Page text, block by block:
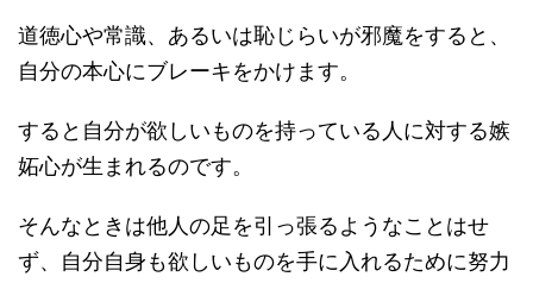
道徳心や常識、あるいは恥じらいが邪魔をすると、
自分の本心にブレーキをかけます。
すると自分が欲しいものを持っている人に対する嫉
妬心が生まれるのです。
そんなときは他人の足を引っ張るようなことはせ
ず、自分自身も欲しいものを手に入れるために努力